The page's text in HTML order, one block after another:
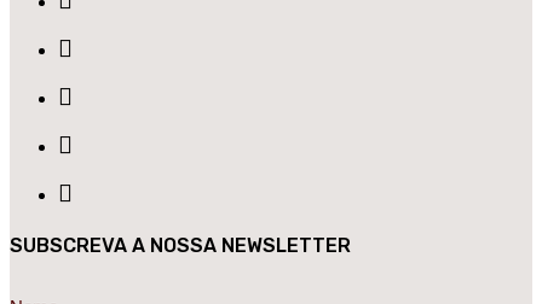
SUBSCREVA A NOSSA NEWSLETTER